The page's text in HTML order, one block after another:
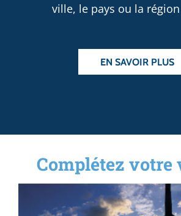
ville, le pays ou la
EN SAVOIR PLUS
Complétez votre